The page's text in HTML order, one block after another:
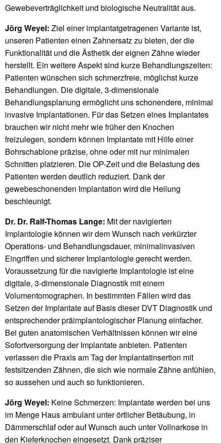
Gewebeverträglichkeit und biologische Neutralität aus.
Jörg Weyel: Ziel einer implantatgetragenen Variante ist,
unseren Patienten einen Zahnersatz zu bieten, der die
Funktionalität und die Ästhetik der eignen Zähne wieder
herstellt. Ein weitere Aspekt sind kurze Behandlungszeiten:
Patienten wünschen sich schmerzfreie, möglichst kurze
Behandlungen. Die digitale, 3-dimensionale
Behandlungsplanung ermöglicht uns schonendere, minimal
invasive Implantationen. Für das Setzen eines Implantates
brauchen wir nicht mehr wie früher den Knochen
freizulegen, sondern können Implantate mit Hilfe einer
Bohrschablone präzise, ohne oder mit nur minimalen
Schnitten platzieren. Die OP-Zeit und die Belastung des
Patienten werden deutlich reduziert. Dank der
gewebeschonenden Implantation wird die Heilung
beschleunigt.
Dr. Dr. Ralf-Thomas Lange: Mit der navigierten
Implantologie können wir dem Wunsch nach verkürzter
Operations- und Behandlungsdauer, minimalinvasiven
Eingriffen und sicherer Implantologie gerecht werden.
Voraussetzung für die navigierte Implantologie ist eine
digitale, 3-dimensionale Diagnostik mit einem
Volumentomographen. In bestimmten Fällen wird das
Setzen der Implantate auf Basis dieser DVT Diagnostik und
entsprechender präimplantologischer Planung einfacher.
Bei guten anatomischen Verhältnissen können wir eine
Sofortversorgung der Implantate anbieten. Patienten
verlassen die Praxis am Tag der Implantatinsertion mit
festsitzenden Zähnen, die sich wie normale Zähne anfühlen,
so aussehen und auch so funktionieren.
Jörg Weyel: Keine Schmerzen: Implantate werden bei uns
im Menge Haus ambulant unter örtlicher Betäubung, in
Dämmerschlaf oder auf Wunsch auch unter Vollnarkose in
den Kieferknochen eingesetzt. Dank präziser